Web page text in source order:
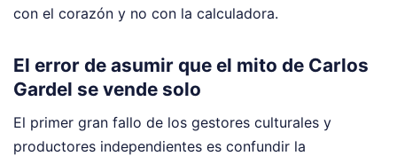
con el corazón y no con la calculadora.
El error de asumir que el mito de Carlos
Gardel se vende solo
El primer gran fallo de los gestores culturales y
productores independientes es confundir la